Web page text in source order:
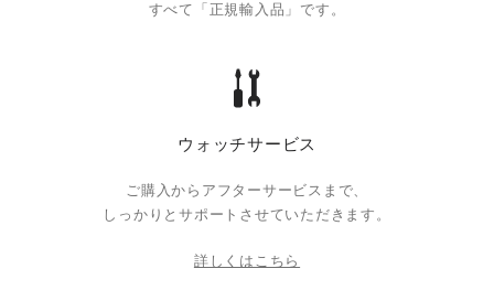
すべて「正規輸入品」です。
ウォッチサービス
ご購入からアフターサービスまで、
しっかりとサポートさせていただきます。
詳しくはこちら